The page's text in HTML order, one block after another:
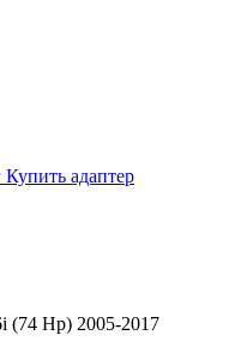
Купить адаптер
(74 Hp) 2005-2017